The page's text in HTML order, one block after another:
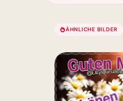
ÄHNLICHE BILDER